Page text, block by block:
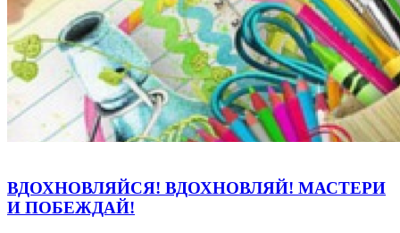
ВДОХНОВЛЯЙСЯ! ВДОХНОВЛЯЙ! МАСТЕРИ
И ПОБЕЖДАЙ!